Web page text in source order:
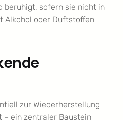
beruhigt, sofern sie nicht in
Alkohol oder Duftstoffen
zur Wiederherstellung
– ein zentraler Baustein